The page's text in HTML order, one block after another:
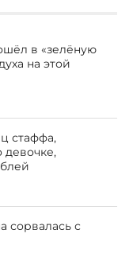
в «зелёную
на этой
стаффа,
сорвалась с